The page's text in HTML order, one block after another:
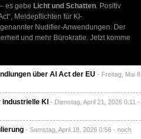
es gebe Licht und Schatten. Positiv
Meldepflichten für KI-
Nudifier-Anwendungen. Der
und mehr Bürokratie. Jetzt komme
über AI Act der EU - Freitag, Mai 8,
industrielle KI - Dienstag, April 21, 2026 0:11 -
- Samstag, April 18, 2026 0:56 - noch